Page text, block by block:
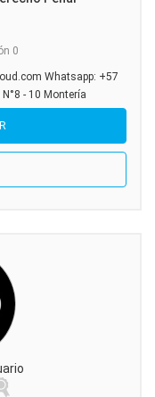
0
Whatsapp: +57
- 10 Montería